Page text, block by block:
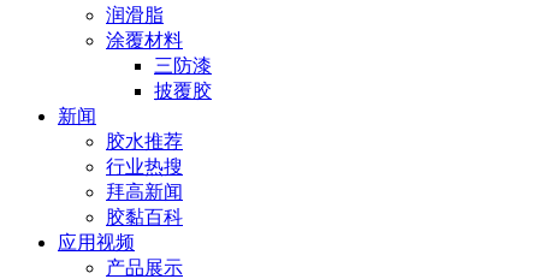
润滑脂
涂覆材料
三防漆
披覆胶
新闻
胶水推荐
行业热搜
拜高新闻
胶黏百科
应用视频
产品展示